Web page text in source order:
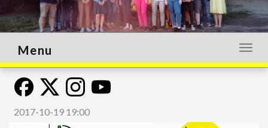
lub
Menu
2017-10-19 19:00